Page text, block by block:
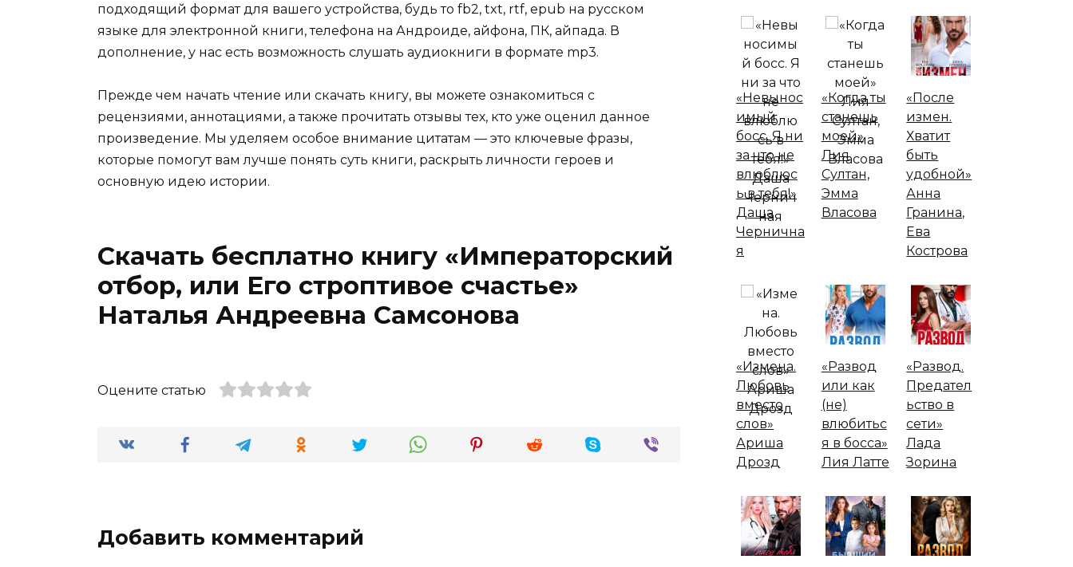
подходящий формат для вашего устройства, будь то fb2, txt, rtf, epub на русском
языке для электронной книги, телефона на Андроиде, айфона, ПК, айпада. В
дополнение, у нас есть возможность слушать аудиокниги в формате mp3.
Прежде чем начать чтение или скачать книгу, вы можете ознакомиться с
рецензиями, аннотациями, а также прочитать отзывы тех, кто уже оценил данное
произведение. Мы уделяем особое внимание цитатам — это ключевые фразы,
которые помогут вам лучше понять суть книги, раскрыть личности героев и
основную идею истории.
Скачать бесплатно книгу «Императорский
отбор, или Его строптивое счастье»
Наталья Андреевна Самсонова
Оцените статью
Добавить комментарий
«Невынос
имый
босс. Я ни
за что не
влюблюс
ь в тебя!»
Даша
Чернична
я
«Когда ты
станешь
моей»
Лия
Султан,
Эмма
Власова
«После
измен.
Хватит
быть
удобной»
Анна
Гранина,
Ева
Кострова
«Измена.
Любовь
вместо
слов»
Ариша
Дрозд
«Развод
или как
(не)
влюбитьс
я в босса»
Лия Латте
«Развод.
Предател
ьство в
сети»
Лада
Зорина